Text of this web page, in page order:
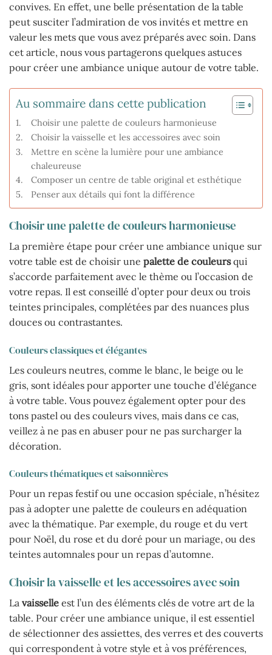
convives. En effet, une belle présentation de la table
peut susciter l’admiration de vos invités et mettre en
valeur les mets que vous avez préparés avec soin. Dans
cet article, nous vous partagerons quelques astuces
pour créer une ambiance unique autour de votre table.
Au sommaire dans cette publication
Choisir une palette de couleurs harmonieuse
Choisir la vaisselle et les accessoires avec soin
Mettre en scène la lumière pour une ambiance
chaleureuse
Composer un centre de table original et esthétique
Penser aux détails qui font la différence
Choisir une palette de couleurs harmonieuse
La première étape pour créer une ambiance unique sur
votre table est de choisir une palette de couleursqui
s’accorde parfaitement avec le thème ou l’occasion de
votre repas. Il est conseillé d’opter pour deux ou trois
teintes principales, complétées par des nuances plus
douces ou contrastantes.
Couleurs classiques et élégantes
Les couleurs neutres, comme le blanc, le beige ou le
gris, sont idéales pour apporter une touche d’élégance
à votre table. Vous pouvez également opter pour des
tons pastel ou des couleurs vives, mais dans ce cas,
veillez à ne pas en abuser pour ne pas surcharger la
décoration.
Couleurs thématiques et saisonnières
Pour un repas festif ou une occasion spéciale, n’hésitez
pas à adopter une palette de couleurs en adéquation
avec la thématique. Par exemple, du rouge et du vert
pour Noël, du rose et du doré pour un mariage, ou des
teintes automnales pour un repas d’automne.
Choisir la vaisselle et les accessoires avec soin
La vaisselle est l’un des éléments clés de votre art de la
table. Pour créer une ambiance unique, il est essentiel
de sélectionner des assiettes, des verres et des couverts
qui correspondent à votre style et à vos préférences,